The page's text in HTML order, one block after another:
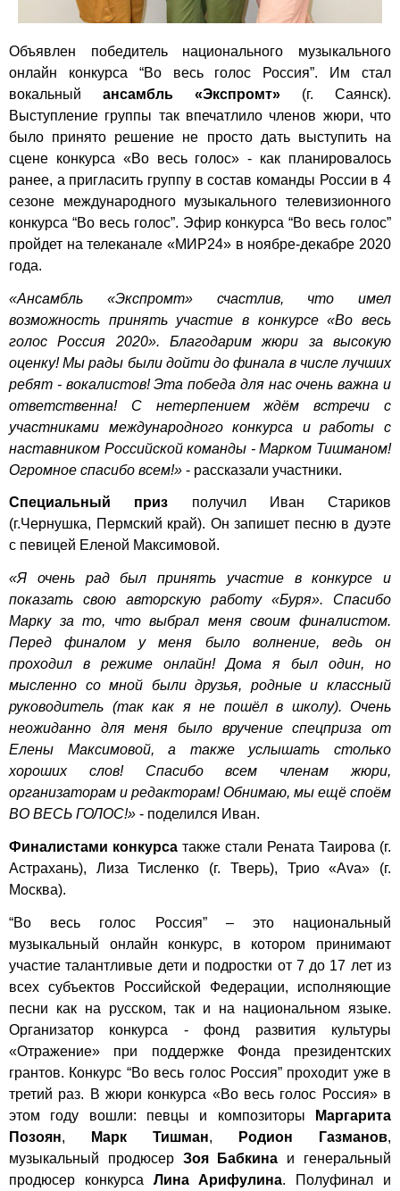
Объявлен победитель национального музыкального
онлайн конкурса “Во весь голос Россия”. Им стал
вокальный ансамбль «Экспромт» (г. Саянск).
Выступление группы так впечатлило членов жюри, что
было принято решение не просто дать выступить на
сцене конкурса «Во весь голос» - как планировалось
ранее, а пригласить группу в состав команды России в 4
сезоне международного музыкального телевизионного
конкурса “Во весь голос”. Эфир конкурса “Во весь голос”
пройдет на телеканале «МИР24» в ноябре-декабре 2020
года.
«Ансамбль «Экспромт» счастлив, что имел
возможность принять участие в конкурсе «Во весь
голос Россия 2020». Благодарим жюри за высокую
оценку! Мы рады были дойти до финала в числе лучших
ребят - вокалистов! Эта победа для нас очень важна и
ответственна! С нетерпением ждём встречи с
участниками международного конкурса и работы с
наставником Российской команды - Марком Тишманом!
Огромное спасибо всем!» - рассказали участники.
Специальный приз получил Иван Стариков
(г.Чернушка, Пермский край). Он запишет песню в дуэте
с певицей Еленой Максимовой.
«Я очень рад был принять участие в конкурсе и
показать свою авторскую работу «Буря». Спасибо
Марку за то, что выбрал меня своим финалистом.
Перед финалом у меня было волнение, ведь он
проходил в режиме онлайн! Дома я был один, но
мысленно со мной были друзья, родные и классный
руководитель (так как я не пошёл в школу). Очень
неожиданно для меня было вручение спецприза от
Елены Максимовой, а также услышать столько
хороших слов! Спасибо всем членам жюри,
организаторам и редакторам! Обнимаю, мы ещё споём
ВО ВЕСЬ ГОЛОС!» - поделился Иван.
Финалистами конкурса также стали Рената Таирова (г.
Астрахань), Лиза Тисленко (г. Тверь), Трио «Ava» (г.
Москва).
“Во весь голос Россия” – это национальный
музыкальный онлайн конкурс, в котором принимают
участие талантливые дети и подростки от 7 до 17 лет из
всех субъектов Российской Федерации, исполняющие
песни как на русском, так и на национальном языке.
Организатор конкурса - фонд развития культуры
«Отражение» при поддержке Фонда президентских
грантов. Конкурс “Во весь голос Россия” проходит уже в
третий раз. В жюри конкурса «Во весь голос Россия» в
этом году вошли: певцы и композиторы
Маргарита
Позоян, Марк Тишман, Родион Газманов,
музыкальный продюсер Зоя Бабкина и генеральный
продюсер конкурса Лина Арифулина. Полуфинал и